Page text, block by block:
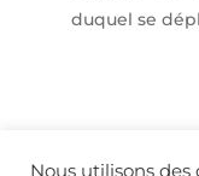
duquel se
Nous utilisons